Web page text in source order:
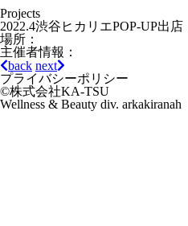
Projects
2022.4渋谷ヒカリエPOP-UP出店
場所：
主催者情報：
back next
プライバシーポリシー
©株式会社KA-TSU
Wellness & Beauty div. arkakiranah